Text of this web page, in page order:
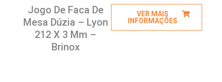
Jogo De Faca De
Mesa Dúzia – Lyon
212 X 3 Mm –
Brinox
VER MAIS
INFORMAÇÕES